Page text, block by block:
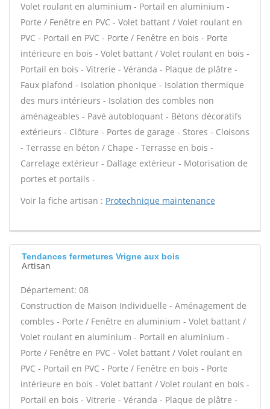
Volet roulant en aluminium - Portail en aluminium -
Porte / Fenêtre en PVC - Volet battant / Volet roulant en
PVC - Portail en PVC - Porte / Fenêtre en bois - Porte
intérieure en bois - Volet battant / Volet roulant en bois -
Portail en bois - Vitrerie - Véranda - Plaque de plâtre -
Faux plafond - Isolation phonique - Isolation thermique
des murs intérieurs - Isolation des combles non
aménageables - Pavé autobloquant - Bétons décoratifs
extérieurs - Clôture - Portes de garage - Stores - Cloisons
- Terrasse en béton / Chape - Terrasse en bois -
Carrelage extérieur - Dallage extérieur - Motorisation de
portes et portails -
Voir la fiche artisan : Protechnique maintenance
Tendances fermetures Vrigne aux bois
Artisan
Département: 08
Construction de Maison Individuelle - Aménagement de
combles - Porte / Fenêtre en aluminium - Volet battant /
Volet roulant en aluminium - Portail en aluminium -
Porte / Fenêtre en PVC - Volet battant / Volet roulant en
PVC - Portail en PVC - Porte / Fenêtre en bois - Porte
intérieure en bois - Volet battant / Volet roulant en bois -
Portail en bois - Vitrerie - Véranda - Plaque de plâtre -